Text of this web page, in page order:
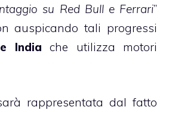
su Red Bull e Ferrari”
auspicando tali progressi
India che utilizza motori
rappresentata dal fatto